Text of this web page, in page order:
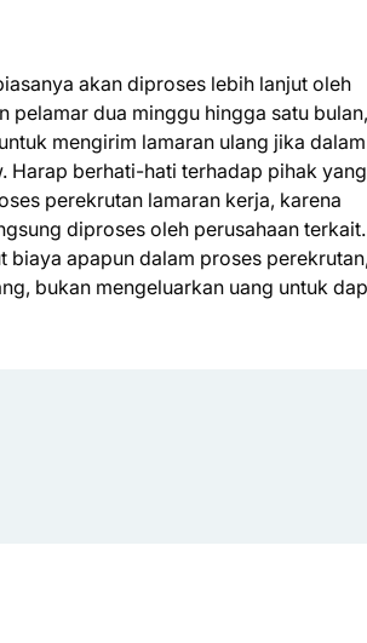
akan diproses lebih lanjut oleh
pelamar dua minggu hingga satu
mengirim lamaran ulang jika dalam
Harap berhati-hati terhadap pihak yang
perekrutan lamaran kerja, karena
diproses oleh perusahaan terkait.
biaya apapun dalam proses perekrutan,
bukan mengeluarkan uang untuk